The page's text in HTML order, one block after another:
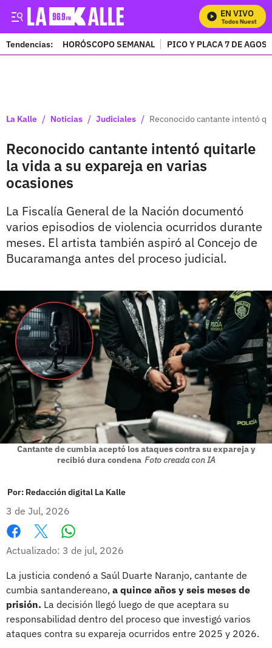
EN VIVO
Mira Todos Nuestros
Tendencias: HORÓSCOPO SEMANAL PICO Y PLACA 7 DE
La Kalle / Noticias / Judiciales / Reconocido cantante intentó
Reconocido cantante intentó quitarle
la vida a su expareja en varias
ocasiones
La Fiscalía General de la Nación documentó
varios episodios de violencia ocurridos durante
meses. El artista también aspiró al Concejo de
Bucaramanga antes del proceso judicial.
Cantante de cumbia aceptó los ataques contra su expareja y
recibió dura condena Foto creada con IA
Por: Redacción digital La Kalle
3 de Jul, 2026
Facebook
X
Actualizado: 3 de jul, 2026
La justicia condenó a Saúl Duarte Naranjo, cantante de
cumbia santandereano, a quince años y seis meses de
prisión. La decisión llegó luego de que aceptara su
responsabilidad dentro del proceso que investigó varios
ataques contra su expareja ocurridos entre 2025 y 2026.